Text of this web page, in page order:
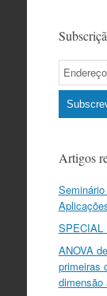
Email
Artigos
SPECIAL
ANOVA
primeiras
dimensão